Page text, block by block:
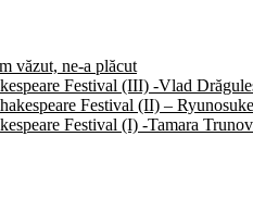
văzut, ne-a plăcut
Festival (III) -Vlad
Festival (II) –
Festival (I) -Tamara